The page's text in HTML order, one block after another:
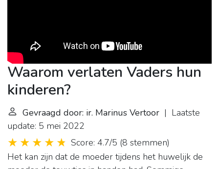
Waarom verlaten Vaders hun
kinderen?
Gevraagd door: ir. Marinus Vertoor | Laatste
update: 5 mei 2022
Score: 4.7/5 (8 stemmen)
Het kan zijn dat de moeder tijdens het huwelijk de